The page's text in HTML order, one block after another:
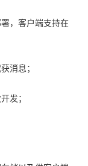
，客户端支持在
消息；
发；